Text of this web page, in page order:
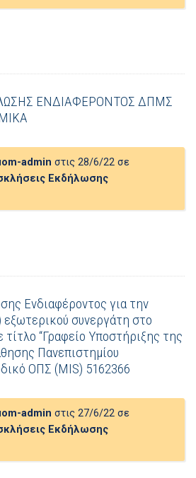
ΕΝΔΙΑΦΕΡΟΝΤΟΣ ΔΠΜΣ
admin στις 28/6/22 σε
Εκδήλωσης
Ενδιαφέροντος για την
συνεργάτη στο
τίτλο “Γραφείο Υποστήριξης της
Πανεπιστημίου
ΟΠΣ (MIS) 5162366
admin στις 27/6/22 σε
Εκδήλωσης